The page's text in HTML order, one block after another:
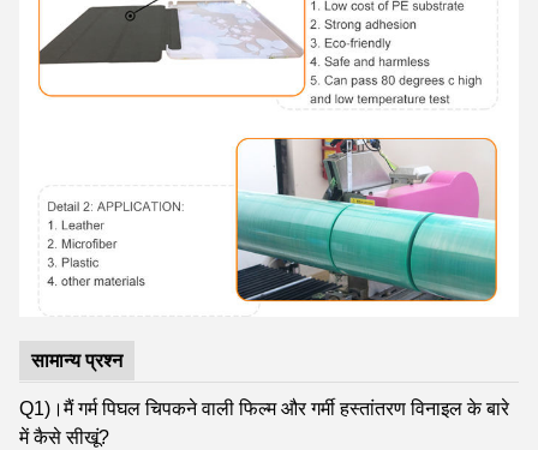
सामान्य प्रश्न
Q1)।मैं गर्म पिघल चिपकने वाली फिल्म और गर्मी हस्तांतरण विनाइल के बारे
में कैसे सीखूं?